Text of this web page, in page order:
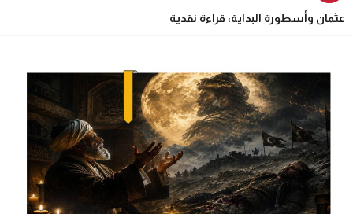
عثمان وأسطورة البداية: قراءة نقدية